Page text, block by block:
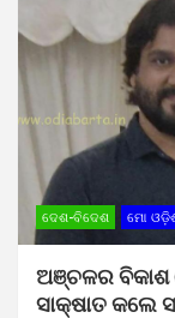
ଦେଶ-ବିଦେଶ ମୋ
ଅଞ୍ଚଳର ବିକାଶ
ସାକ୍ଷାତ କଲେ